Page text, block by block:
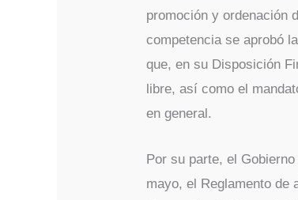
promoción y ordenación
competencia se aprobó
que, en su Disposición
libre, así como el
en general.
Por su parte, el
mayo, el Reglamento de